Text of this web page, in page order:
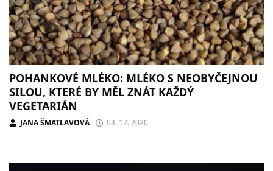
POHANKOVÉ MLÉKO: MLÉKO S NEOBYČEJNOU
SILOU, KTERÉ BY MĚL ZNÁT KAŽDÝ
VEGETARIÁN
JANA ŠMATLAVOVÁ 04. 12. 2020